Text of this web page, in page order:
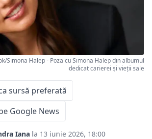
Simona Halep - Poza cu Simona Halep din albumul
dedicat carierei și vieții sale
sursă preferată
Google News
Iana la 13 iunie 2026, 18:00